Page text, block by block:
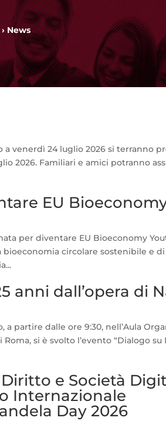
News
venerdì 24 luglio 2026 si terranno
2026. Familiari e amici potranno
EU
per diventare EU Bioeconomy
circolare sostenibile e
anni dall’opera di
partire dalle ore 9:30, nell’Aula
si è svolto l’evento “Dialogo
e Società
Internazionale
Day 2026